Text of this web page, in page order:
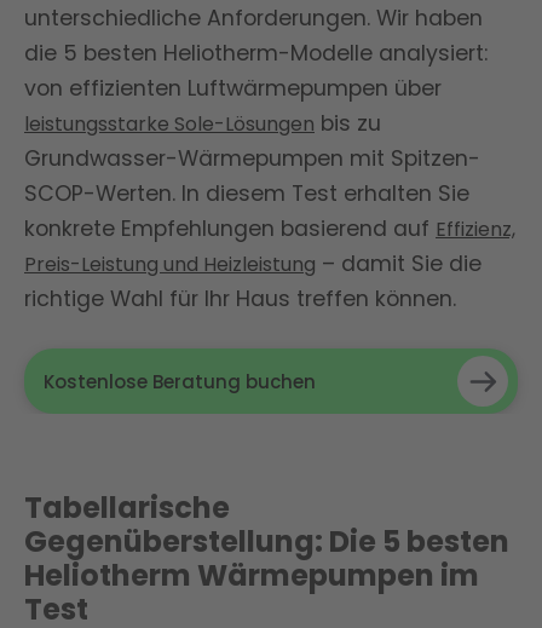
unterschiedliche Anforderungen. Wir haben
die 5 besten Heliotherm-Modelle analysiert:
von effizienten Luftwärmepumpen über
leistungsstarke Sole-Lösungen bis zu
Grundwasser-Wärmepumpen mit Spitzen-
SCOP-Werten. In diesem Test erhalten Sie
konkrete Empfehlungen basierend auf Effizienz,
Preis-Leistung und Heizleistung – damit Sie die
richtige Wahl für Ihr Haus treffen können.
Kostenlose Beratung buchen
Tabellarische
Gegenüberstellung: Die 5 besten
Heliotherm Wärmepumpen im
Test